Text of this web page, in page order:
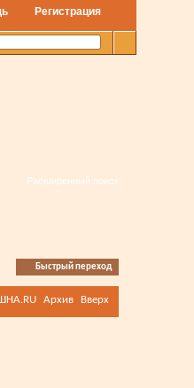
Регистрация
Расширенный поиск
Быстрый переход
Архив Вверх